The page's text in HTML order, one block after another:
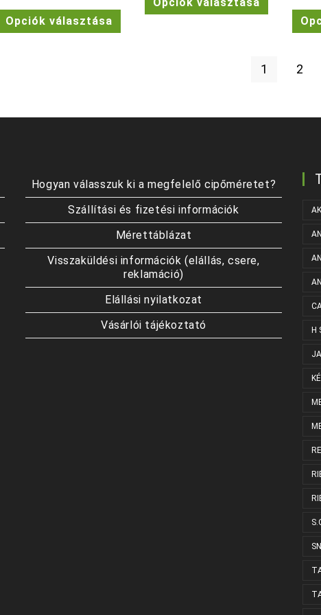
Opciók választása
Ennek
terméknek
ki
Opciók választása
terméknek
variációja
változatok
1 2
Hogyan válasszuk ki a megfelelő cipőméretet?
Szállítási és fizetési információk
Mérettáblázat
Visszaküldési információk (elállás, csere,
reklamáció)
Elállási nyilatkozat
Vásárlói tájékoztató
H